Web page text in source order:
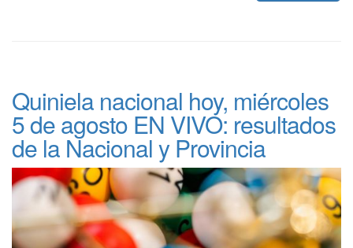
Quiniela nacional hoy, miércoles
5 de agosto EN VIVO: resultados
de la Nacional y Provincia